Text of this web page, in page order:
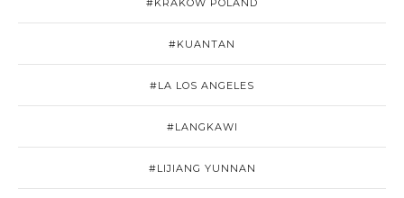
#KUANTAN
#LA LOS ANGELES
#LANGKAWI
#LIJIANG YUNNAN